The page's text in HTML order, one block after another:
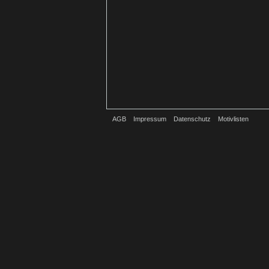
AGB Impressum Datenschutz Motivlisten